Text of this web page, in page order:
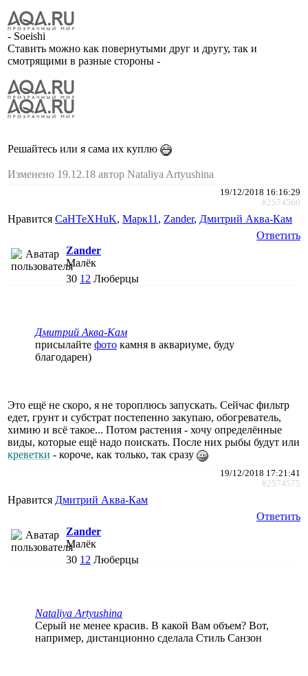
- Soeishi
Ставить можно как повернутыми друг и другу, так и
смотрящими в разные стороны -
Решайтесь или я сама их куплю
Изменено 19.12.18 автор Nataliya Artyushina
19/12/2018 16:16:29
#2574560
Нравится CaHTeXHuK, Марк11 , Zander, Дмитрий Аква-Кам
Ответить
Zander
Малёк
30 12 Люберцы
Дмитрий Аква-Кам
присылайте фото камня в аквариуме, буду
благодарен)
Это ещё не скоро, я не тороплюсь запускать. Сейчас фильтр
едет, грунт и субстрат постепенно закупаю, обогреватель,
химию и всё такое... Потом растения - хочу определённые
виды, которые ещё надо поискать. После них рыбы будут или
креветки - короче, как только, так сразу
19/12/2018 17:21:41
#2574575
Нравится Дмитрий Аква-Кам
Ответить
Zander
Малёк
30 12 Люберцы
Nataliya Artyushina
Серый не менее красив. В какой Вам объем? Вот,
например, дистанционно сделала Стиль Санзон